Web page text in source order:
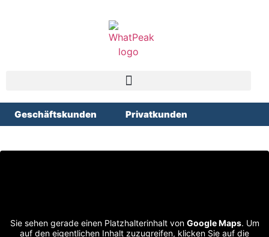
Geschäftskunden Privatkunden
Sie sehen gerade einen Platzhalterinhalt von Google Maps. Um
auf den eigentlichen Inhalt zuzugreifen, klicken Sie auf die